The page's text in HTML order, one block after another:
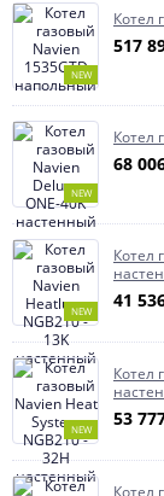
NEW
Котел
517
NEW
Котел
68
NEW
Котел
41
NEW
Котел
53
Котел